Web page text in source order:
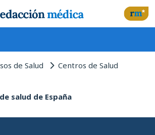
de Salud Centros de Salud
salud de España